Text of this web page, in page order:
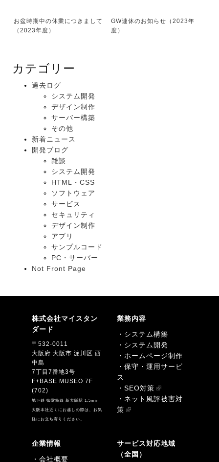
お盆時期中の休業につきまして
（2023年度）
GW連休のお知らせ（2023年
度）
カテゴリー
過去ログ
システム開発
デザイン制作
サーバー構築
その他
新着ニュース
開発ブログ
雑談
システム開発
HTML・CSS
ソフトウェア
サービス
セキュリティ
デザイン制作
アプリ
サンプルコード
PC・サーバー
Not Front Page
株式会社マイスタン
ダード
〒532-0011
大阪府 大阪市 淀川区 西
中島
7丁目7番地3号
F+BASE MUSEO 7F
(702)
地下鉄 御堂筋線 新大阪駅 1.5min
大阪本社近くにお越しの際は、お気
軽にお立ち寄りください。
業務内容
・システム構築
・システム開発
・ホームページ制作
・保守・運用サービ
ス
・SEO対策
・ネット風評被害対
策
企業情報
・会社概要
サービス対応地域
（全国）